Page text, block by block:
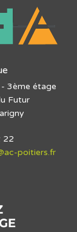
3ème étage
Futur
22
poitiers.fr